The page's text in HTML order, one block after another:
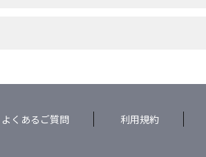
よくあるご質問 利用規約